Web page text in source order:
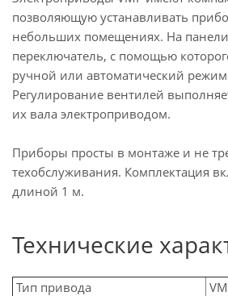
позволяющую устанавливать
небольших помещениях. На
переключатель, с помощью
ручной или автоматический
Регулирование вентилей
их вала электроприводом.
Приборы просты в монтаже и не
техобслуживания. Комплектация
длиной 1 м.
Технические
Тип привода